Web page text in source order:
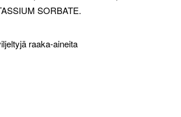
SORBATE.
raaka-aineita